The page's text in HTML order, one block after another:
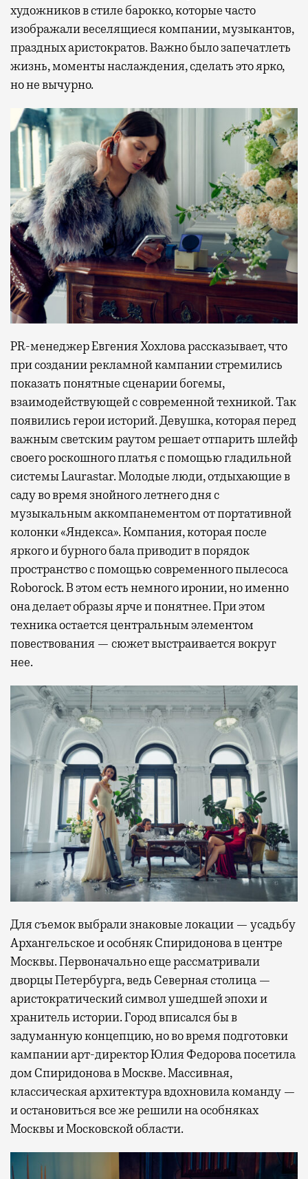
художников в стиле барокко, которые часто
изображали веселящиеся компании, музыкантов,
праздных аристократов. Важно было запечатлеть
жизнь, моменты наслаждения, сделать это ярко,
но не вычурно.
PR-менеджер Евгения Хохлова рассказывает, что
при создании рекламной кампании стремились
показать понятные сценарии богемы,
взаимодействующей с современной техникой. Так
появились герои историй. Девушка, которая перед
важным светским раутом решает отпарить шлейф
своего роскошного платья с помощью гладильной
системы Laurastar. Молодые люди, отдыхающие в
саду во время знойного летнего дня с
музыкальным аккомпанементом от портативной
колонки «Яндекса». Компания, которая после
яркого и бурного бала приводит в порядок
пространство с помощью современного пылесоса
Roborock. В этом есть немного иронии, но именно
она делает образы ярче и понятнее. При этом
техника остается центральным элементом
повествования — сюжет выстраивается вокруг
нее.
Для съемок выбрали знаковые локации — усадьбу
Архангельское и особняк Спиридонова в центре
Москвы. Первоначально еще рассматривали
дворцы Петербурга, ведь Северная столица —
аристократический символ ушедшей эпохи и
хранитель истории. Город вписался бы в
задуманную концепцию, но во время подготовки
кампании арт-директор Юлия Федорова посетила
дом Спиридонова в Москве. Массивная,
классическая архитектура вдохновила команду —
и остановиться все же решили на особняках
Москвы и Московской области.